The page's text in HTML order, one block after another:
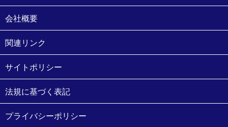
会社概要
関連リンク
サイトポリシー
法規に基づく表記
プライバシーポリシー